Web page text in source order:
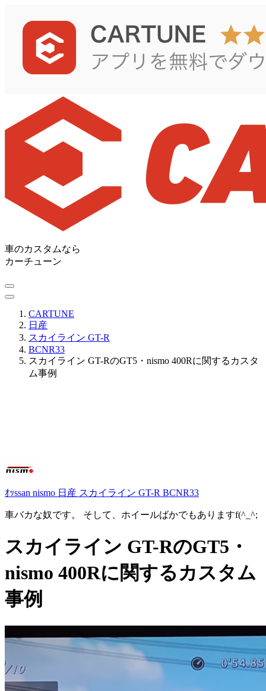
車のカスタムなら
カーチューン
CARTUNE
日産
スカイライン GT-R
BCNR33
スカイライン GT-RのGT5・nismo 400Rに関するカスタ
ム事例
ｵｯssan nismo 日産 スカイライン GT-R BCNR33
車バカな奴です。 そして、ホイールばかでもありますf(^_^;
スカイライン GT-RのGT5・
nismo 400Rに関するカスタム
事例